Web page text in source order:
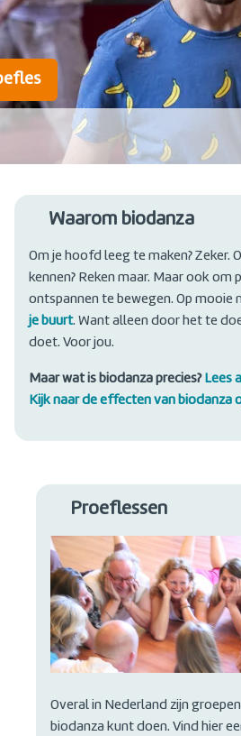
Waarom biodanza
Om je hoofd leeg te maken? Zeker.
kennen? Reken maar. Maar ook om
ontspannen te bewegen. Op mooie
je buurt. Want alleen door het te
doet. Voor jou.
Maar wat is biodanza precies? Lees
Kijk naar de effecten van biodanza
Proeflessen
Overal in Nederland zijn
biodanza kunt doen. Vind hier